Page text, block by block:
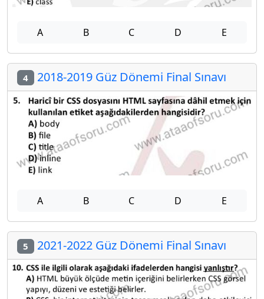
A B C D E
4 2018-2019 Güz Dönemi Final Sınavı
A B C D E
5 2021-2022 Güz Dönemi Final Sınavı